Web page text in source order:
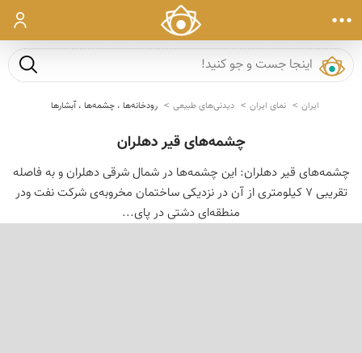
ورود
جست و
ایران نمای ایران دیدنی‌های طبیعی رودخانه‌ها ، چشمه‌ها ، آبشارها
چشمه‌های قیر دهلران
چشمه‌های قیر دهلران: این چشمه‌ها در شمال شرقی دهلران و به فاصله
تقریبی 7 كیلومتری از آن در نزدیكی ساختمان مخروبه‌ی شركت نفت ودر
منطقه‌ای دشتی در پای...